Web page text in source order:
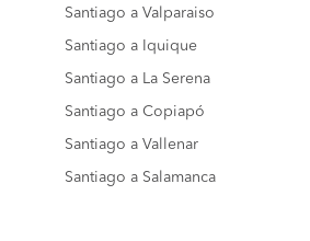
Santiago a Valparaiso
Santiago a Iquique
Santiago a La Serena
Santiago a Copiapó
Santiago a Vallenar
Santiago a Salamanca